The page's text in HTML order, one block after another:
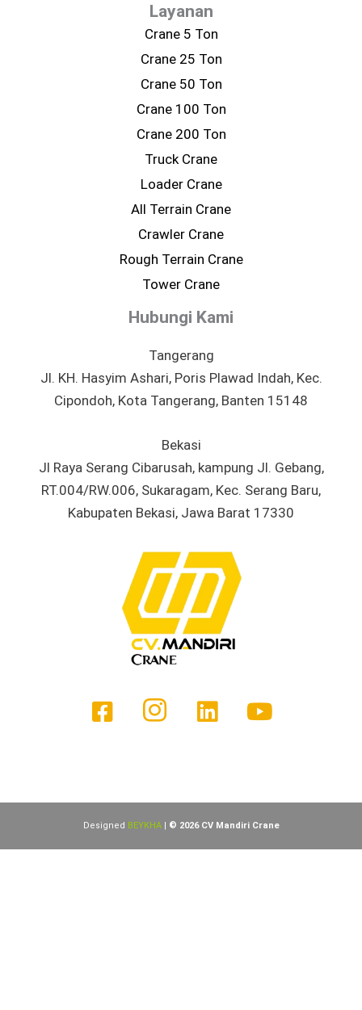
Hubungi Kami
Tangerang
Jl. KH. Hasyim Ashari, Poris Plawad Indah, Kec.
Cipondoh, Kota Tangerang, Banten 15148
Bekasi
Jl Raya Serang Cibarusah, kampung Jl. Gebang,
RT.004/RW.006, Sukaragam, Kec. Serang Baru,
Kabupaten Bekasi, Jawa Barat 17330
Layanan
Crane 5 Ton
Crane 25 Ton
Crane 50 Ton
Crane 100 Ton
Crane 200 Ton
Truck Crane
Loader Crane
All Terrain Crane
Crawler Crane
Rough Terrain Crane
Tower Crane
Designed BEYKHA| © 2026 CV Mandiri Crane